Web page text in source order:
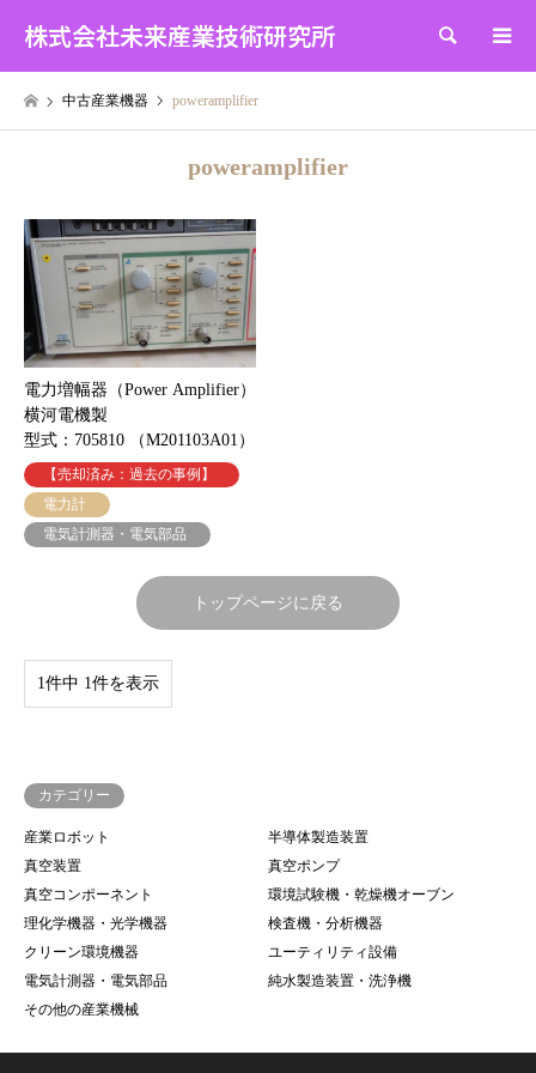
株式会社未来産業技術研究所 検索
中古産業機器 poweramplifier
poweramplifier
電力増幅器（Power Amplifier）
横河電機製
型式：705810 （M201103A01）
【売却済み：過去の事例】
電力計
電気計測器・電気部品
トップページに戻る
1件中 1件を表示
カテゴリー
産業ロボット
半導体製造装置
真空装置
真空ポンプ
真空コンポーネント
環境試験機・乾燥機オーブン
理化学機器・光学機器
検査機・分析機器
クリーン環境機器
ユーティリティ設備
電気計測器・電気部品
純水製造装置・洗浄機
その他の産業機械